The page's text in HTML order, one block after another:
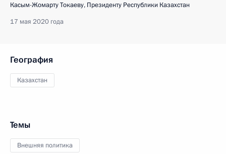
Касым-Жомарту Токаеву, Президенту Республики Казахстан
17 мая 2020 года
География
Казахстан
Темы
Внешняя политика